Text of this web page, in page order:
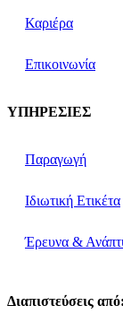
Καριέρα
Επικοινωνία
ΥΠΗΡΕΣΙΕΣ
Παραγωγή
Ιδιωτική Ετικέτα
Έρευνα &
Διαπιστεύσεις από: